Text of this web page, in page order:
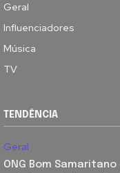
Geral
Influenciadores
Música
TV
TENDÊNCIA
Geral
ONG Bom